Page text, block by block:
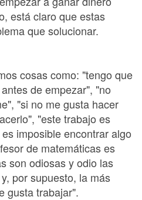
está claro que estas
que solucionar.
cosas como: "tengo que
de empezar", "no
"si no me gusta hacer
"este trabajo es
imposible encontrar algo
de matemáticas es
son odiosas y odio las
por supuesto, la más
gusta trabajar".